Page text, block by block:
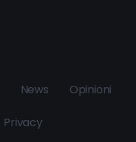
News Opinioni
Privacy